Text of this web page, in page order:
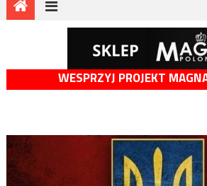
WESPRZYJ PROJEKT